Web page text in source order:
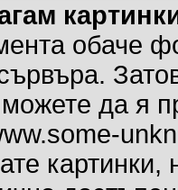
обаче
да я